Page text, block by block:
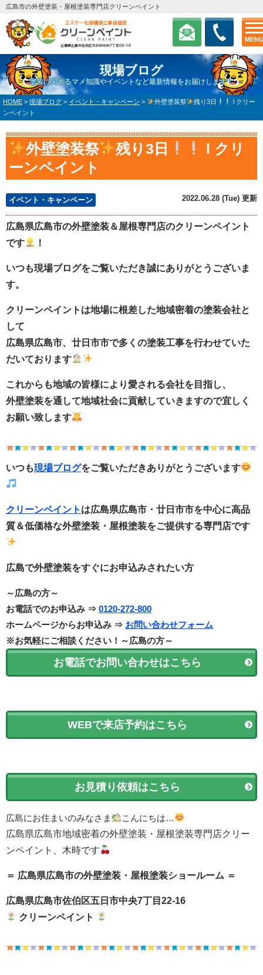
MENU
広島市の外壁塗装・屋根塗装専門店クリーンペイント
現場ブログ
塗装に関するマメ知識やイベントなど最新情報をお届けします！
HOME > 現場ブログ > イベント・キャンペーン > 外壁塗装祭 残り3日
l クリー
ンペイント
外壁塗装祭 残り3日
l クリ
ーンペイント
イベント・キャンペーン 2022.06.28 (Tue) 更新
広島県広島市の外壁塗装＆屋根専門店のクリーンペイント
です
！
いつも現場ブログをご覧いただき誠にありがとうございま
す。
クリーンペイントは地場に根差した地域密着の塗装会社と
して
広島県広島市、廿日市市で多くの塗装工事を行わせていた
だいております
これからも地域の皆様により愛される会社を目指し、
外壁塗装を通して地域社会に貢献していきますので宜しく
お願い致します
いつも現場ブログをご覧いただきありがとうございます
クリーンペイント は広島県広島市・廿日市市を中心に高品
質＆低価格な外壁塗装・ 屋根塗装をご提供する専門店です
広島で外壁塗装をすぐにお申込みされたい方
～広島の方～
お電話でのお申込み ⇒ 0120-272-800
ホームページからお申込み ⇒ お問い合わせフォーム
※お気軽にご相談ください！～広島の方～
お電話でお問い合わせはこちら
WEBで来店予約はこちら
お見積り依頼はこちら
広島にお住まいのみなさま
こんにちは…
広島県広島市地域密着の外壁塗装・屋根塗装専門店クリー
ンペイント、木時です
＝ 広島県広島市の外壁塗装・屋根塗装ショールーム ＝
広島県広島市佐伯区五日市中央7丁目22-16
クリーンペイント